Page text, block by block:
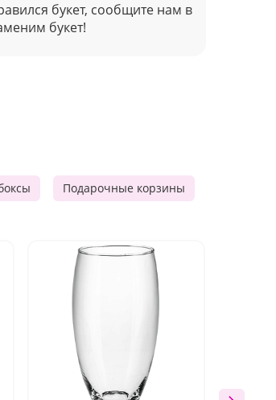
букет, сообщите нам в
букет!
Подарочные корзины